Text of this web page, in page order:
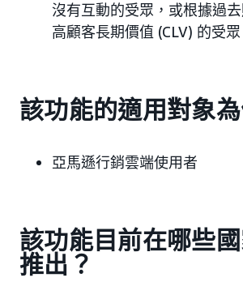
沒有互動的受眾，或根據過
高顧客長期價值 (CLV) 的受眾
該功能的適用對象為
亞馬遜行銷雲端使用者
該功能目前在哪些
推出？